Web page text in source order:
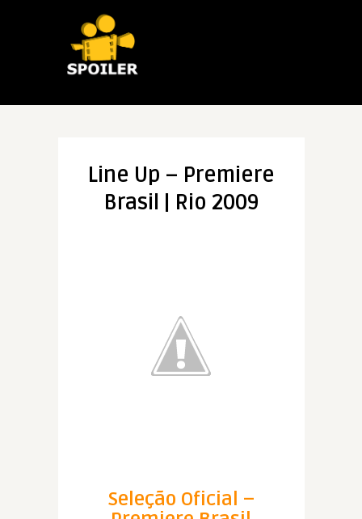
Line Up – Premiere
Brasil | Rio 2009
Seleção Oficial –